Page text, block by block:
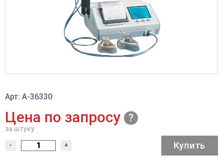
Арт: A-36330
Цена по запросу
за штуку
- + Купить